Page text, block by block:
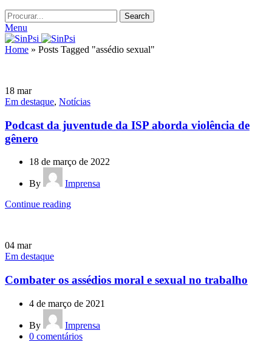
Search
Menu
Home » Posts Tagged "assédio sexual"
18 mar
Em destaque, Notícias
Podcast da juventude da ISP aborda violência de
gênero
18 de março de 2022
By
Imprensa
Continue reading
04 mar
Em destaque
Combater os assédios moral e sexual no trabalho
4 de março de 2021
By
Imprensa
0 comentários